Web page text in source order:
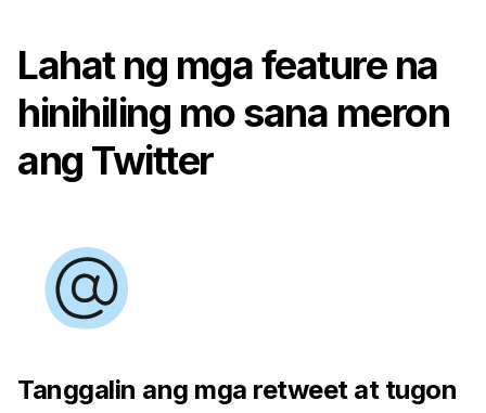
Lahat ng mga feature na
hinihiling mo sana meron
ang Twitter
Tanggalin ang mga retweet at tugon